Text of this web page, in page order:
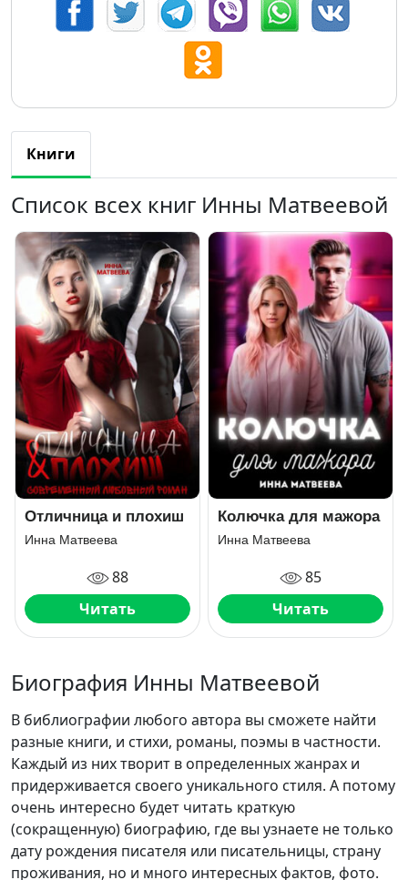
Книги
Список всех книг Инны Матвеевой
Отличница и плохиш
Инна Матвеева
88
Читать
Колючка для мажора
Инна Матвеева
85
Читать
Биография Инны Матвеевой
В библиографии любого автора вы сможете найти
разные книги, и стихи, романы, поэмы в частности.
Каждый из них творит в определенных жанрах и
придерживается своего уникального стиля. А потому
очень интересно будет читать краткую
(сокращенную) биографию, где вы узнаете не только
дату рождения писателя или писательницы, страну
проживания, но и много интересных фактов, фото.